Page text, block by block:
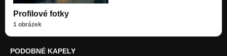
Profilové fotky
1 obrázek
PODOBNÉ KAPELY